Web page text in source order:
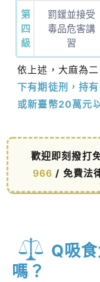
第
四
級
罰鍰並接受
毒品危害講
習
依上述，大麻為
下有期徒刑，持
或新臺幣20萬元
歡迎即刻撥打
966 / 免費法
Q吸
嗎？